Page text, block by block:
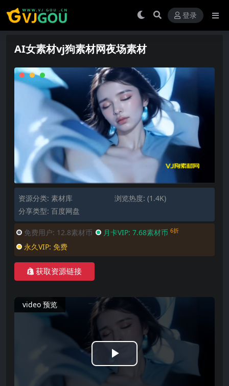
登录
AI女素材vj狗素材网夜场素材
资源分类: 素材库
浏览热度: (1.4K)
分享类型: 百度网盘
免费用户: 12.8素材币 月卡VIP: 7.68素材币 6折
永久VIP: 免费
获取资源链接
video 预览
Play